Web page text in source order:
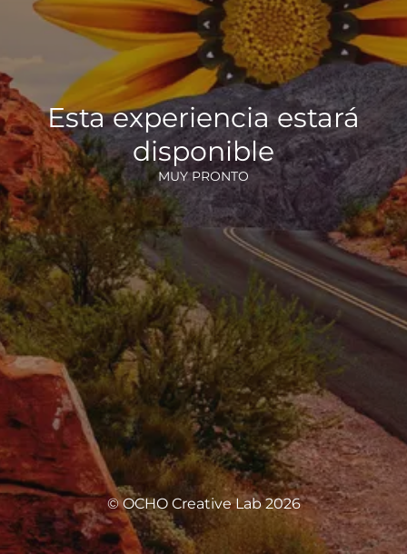
Esta experiencia estará
disponible
MUY PRONTO
© OCHO Creative Lab 2026